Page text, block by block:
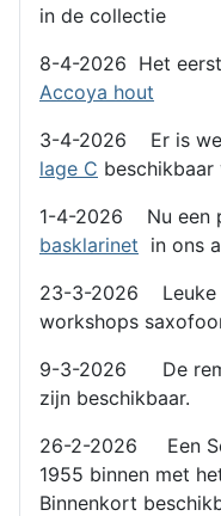
in de collectie
8-4-2026 Het
Accoya hout
3-4-2026 Er is
lage C
1-4-2026 Nu een
basklarinet in ons
23-3-2026 Leuke
workshops
9-3-2026 De
zijn beschikbaar.
26-2-2026 Een
1955 binnen met
Binnenkort